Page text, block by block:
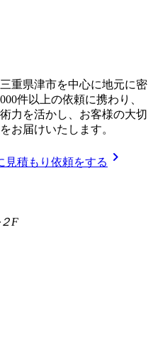
重県津市を中心に地元に密
件以上の依頼に携わり、
力を活かし、お客様の大切
お届けいたします。
見積もり依頼をする chevron_right
F